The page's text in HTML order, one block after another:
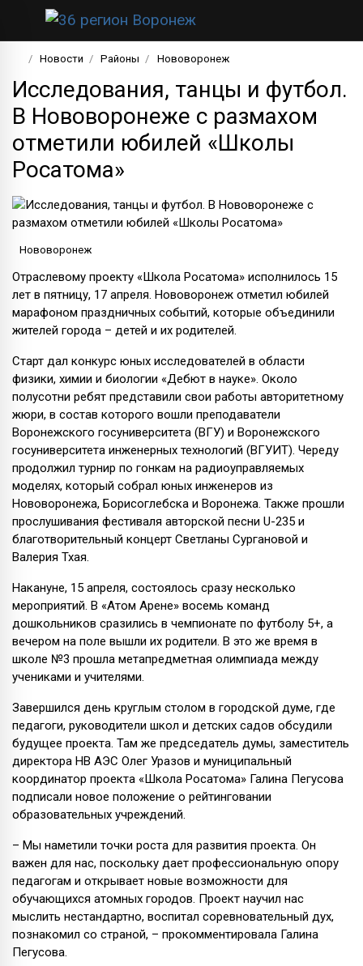
Новости Районы Нововоронеж
Исследования, танцы и футбол.
В Нововоронеже с размахом
отметили юбилей «Школы
Росатома»
Нововоронеж
Отраслевому проекту «Школа Росатома» исполнилось 15
лет в пятницу, 17 апреля. Нововоронеж отметил юбилей
марафоном праздничных событий, которые объединили
жителей города – детей и их родителей.
Старт дал конкурс юных исследователей в области
физики, химии и биологии «Дебют в науке». Около
полусотни ребят представили свои работы авторитетному
жюри, в состав которого вошли преподаватели
Воронежского госуниверситета (ВГУ) и Воронежского
госуниверситета инженерных технологий (ВГУИТ). Череду
продолжил турнир по гонкам на радиоуправляемых
моделях, который собрал юных инженеров из
Нововоронежа, Борисоглебска и Воронежа. Также прошли
прослушивания фестиваля авторской песни U-235 и
благотворительный концерт Светланы Сургановой и
Валерия Тхая.
Накануне, 15 апреля, состоялось сразу несколько
мероприятий. В «Атом Арене» восемь команд
дошкольников сразились в чемпионате по футболу 5+, а
вечером на поле вышли их родители. В это же время в
школе №3 прошла метапредметная олимпиада между
учениками и учителями.
Завершился день круглым столом в городской думе, где
педагоги, руководители школ и детских садов обсудили
будущее проекта. Там же председатель думы, заместитель
директора НВ АЭС Олег Уразов и муниципальный
координатор проекта «Школа Росатома» Галина Пегусова
подписали новое положение о рейтинговании
образовательных учреждений.
– Мы наметили точки роста для развития проекта. Он
важен для нас, поскольку дает профессиональную опору
педагогам и открывает новые возможности для
обучающихся атомных городов. Проект научил нас
мыслить нестандартно, воспитал соревновательный дух,
познакомил со страной, – прокомментировала Галина
Пегусова.